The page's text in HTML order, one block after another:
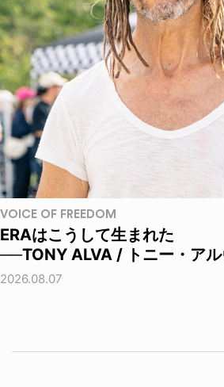
VOICE OF FREEDOM
ERAはこうして生まれた
──TONY ALVA / トニー・アル
2026.08.07